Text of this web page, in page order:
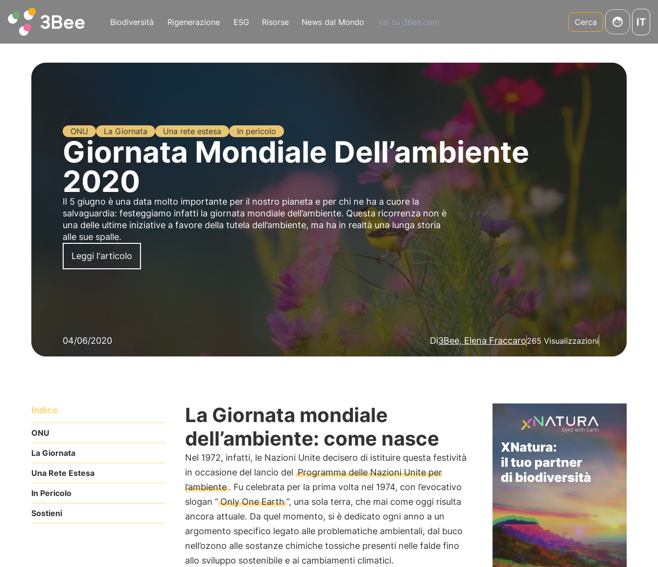
Biodiversità Rigenerazione ESG Risorse News dal Mondo Vai su 3Bee.com Cerca IT
ONU La Giornata Una rete estesa In pericolo
Giornata Mondiale Dell’ambiente
2020
Il 5 giugno è una data molto importante per il nostro pianeta e per chi ne ha a cuore la
salvaguardia: festeggiamo infatti la giornata mondiale dell’ambiente. Questa ricorrenza non è
una delle ultime iniziative a favore della tutela dell’ambiente, ma ha in realtà una lunga storia
alle sue spalle.
Leggi l'articolo
04/06/2020 Di3Bee, Elena Fraccaro265 Visualizzazioni
Indice
ONU
La Giornata
Una Rete Estesa
In Pericolo
Sostieni
La Giornata mondiale
dell’ambiente: come nasce
Nel 1972, infatti, le Nazioni Unite decisero di istituire questa festività
in occasione del lancio del Programma delle Nazioni Unite per
l’ambiente. Fu celebrata per la prima volta nel 1974, con l’evocativo
slogan “Only One Earth”, una sola terra, che mai come oggi risulta
ancora attuale. Da quel momento, si è dedicato ogni anno a un
argomento specifico legato alle problematiche ambientali, dal buco
nell’ozono alle sostanze chimiche tossiche presenti nelle falde fino
allo sviluppo sostenibile e ai cambiamenti climatici.